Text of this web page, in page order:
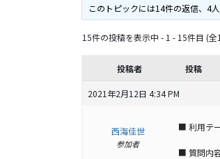
このトピックには14件の返信、4
15件の投稿を表示中 - 1 - 15件目 (全
投稿者 投稿
2021年2月12日 4:34 PM
西海佳世
参加者
■ 利用テ
■ 質問内